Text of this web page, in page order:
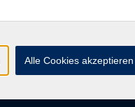
Alle Cookies